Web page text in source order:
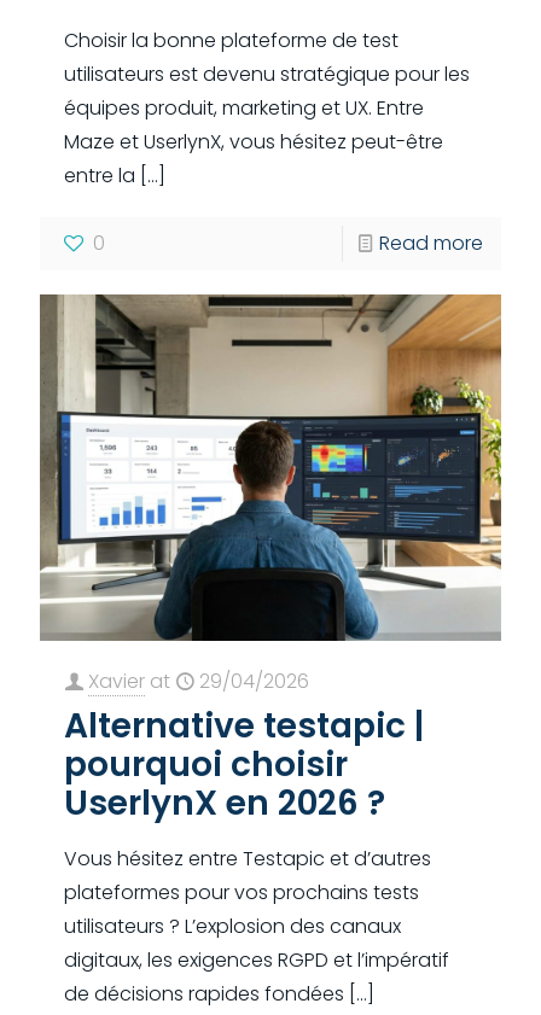
Choisir la bonne plateforme de test
utilisateurs est devenu stratégique pour les
équipes produit, marketing et UX. Entre
Maze et UserlynX, vous hésitez peut-être
entre la […]
0 Read more
Xavier at 29/04/2026
Alternative testapic |
pourquoi choisir
UserlynX en 2026 ?
Vous hésitez entre Testapic et d’autres
plateformes pour vos prochains tests
utilisateurs ? L’explosion des canaux
digitaux, les exigences RGPD et l’impératif
de décisions rapides fondées […]